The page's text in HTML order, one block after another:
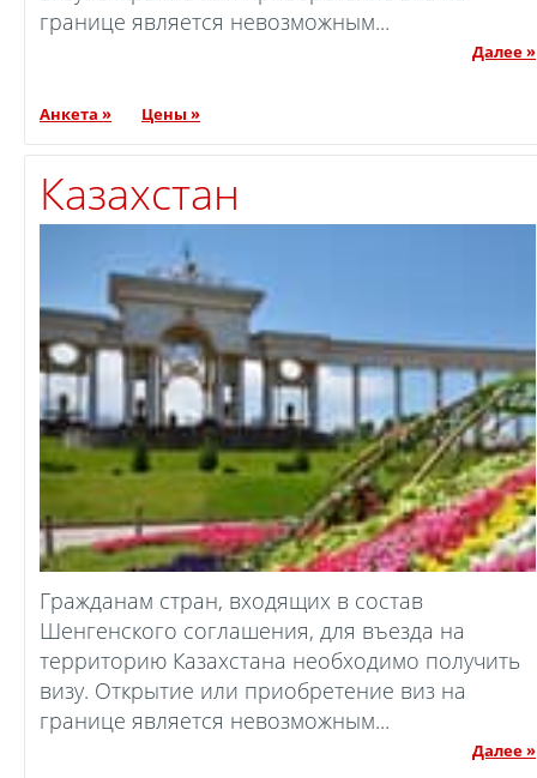
границе является невозможным...
Далее »
Анкета » Цены »
Казахстан
Гражданам стран, входящих в состав
Шенгенского соглашения, для въезда на
территорию Казахстана необходимо получить
визу. Открытие или приобретение виз на
границе является невозможным...
Далее »